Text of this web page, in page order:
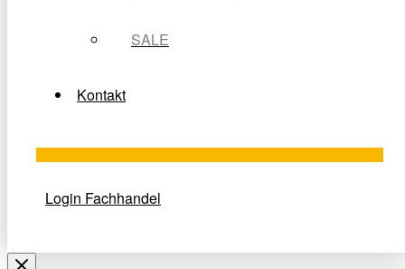
SALE
Kontakt
Login Fachhandel